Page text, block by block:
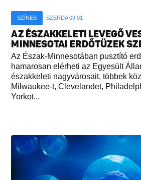
SZÍNES SZERDA 09:01
AZ ÉSZAKKELETI LEVEGŐ
MINNESOTAI ERDŐTÜZEK
Az Észak-Minnesotában pusztító
hamarosan elérheti az Egyesült
északkeleti nagyvárosait, többek
Milwaukee-t, Clevelandet,
Yorkot...